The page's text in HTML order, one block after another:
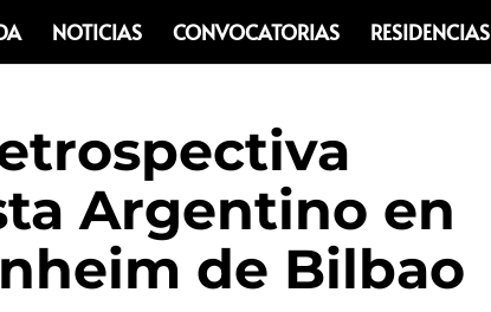
NOTICIAS CONVOCATORIAS RESIDENCIAS
Argentino en
de Bilbao